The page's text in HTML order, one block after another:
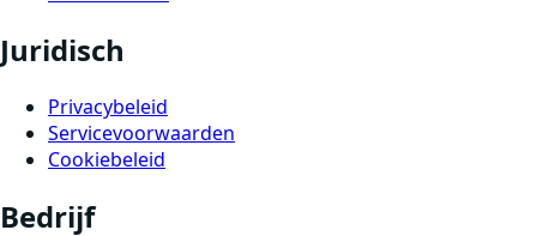
Juridisch
Privacybeleid
Servicevoorwaarden
Cookiebeleid
Bedrijf